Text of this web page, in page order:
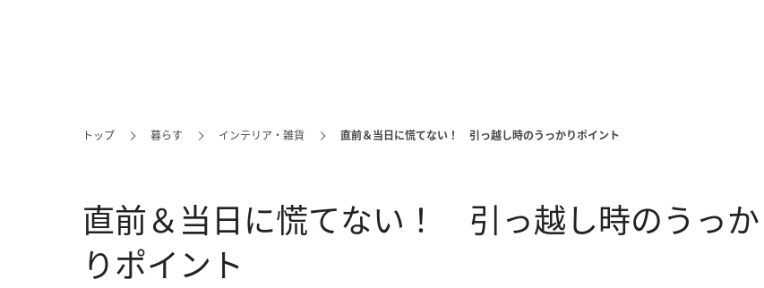
トップ 暮らす インテリア・雑貨 直前＆当日に慌てない！ 引っ越し時のうっかりポイント
直前＆当日に慌てない！ 引っ越し時のうっか
りポイント